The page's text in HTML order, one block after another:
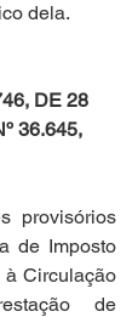
dela.
DE 28
36.645,
provisórios
de Imposto
à Circulação
de